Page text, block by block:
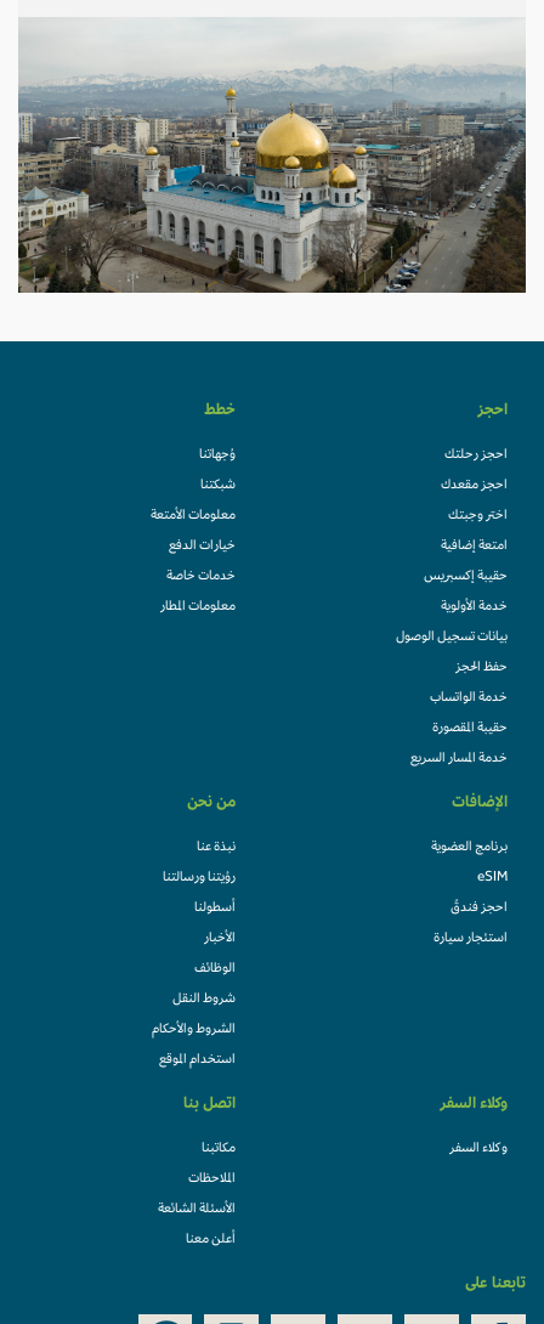
احجز
احجز رحلتك
احجز مقعدك
اختر وجبتك
امتعة إضافية
حقيبة إكسبريس
خدمة الأولوية
بيانات تسجيل الوصول
حفظ الحجز
خدمة الواتساب
حقيبة المقصورة
خدمة المسار السريع
خطط
وُجهاتنا
شبكتنا
معلومات الأمتعة
خيارات الدفع
خدمات خاصة
معلومات المطار
الإضافات
برنامج العضوية
eSIM
احجز فندقً
استئجار سيارة
من نحن
نبذة عنا
رؤيتنا ورسالتنا
أسطولنا
الأخبار
الوظائف
شروط النقل
الشروط والأحكام
استخدام الموقع
وكلاء السفر
وكلاء السفر
اتصل بنا
مكاتبنا
الملاحظات
الأسئلة الشائعة
أعلن معنا
تابعنا على